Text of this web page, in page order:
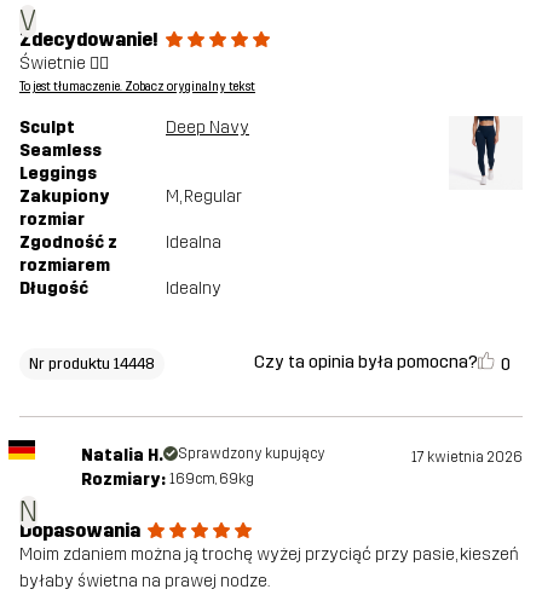
V
Zdecydowanie!
Świetnie 👍🏻
To jest tłumaczenie. Zobacz oryginalny tekst
Sculpt
Seamless
Leggings
Deep Navy
Zakupiony
rozmiar
M, Regular
Zgodność z
rozmiarem
Idealna
Długość Idealny
Nr produktu 14448 Czy ta opinia była pomocna? 0
N
Natalia H. Sprawdzony kupujący 17 kwietnia 2026
Rozmiary: 169cm, 69kg
Dopasowania
Moim zdaniem można ją trochę wyżej przyciąć przy pasie, kieszeń
byłaby świetna na prawej nodze.